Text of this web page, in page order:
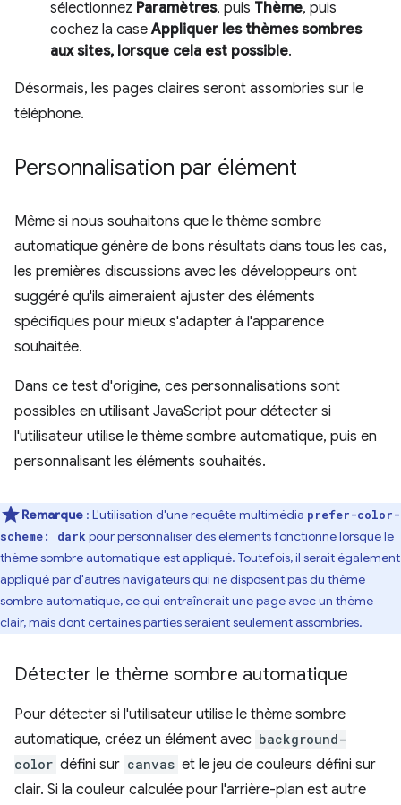
sélectionnez Paramètres, puis Thème, puis
cochez la caseAppliquer les thèmes sombres
aux sites, lorsque cela est possible.
Désormais, les pages claires seront assombries sur le
téléphone.
Personnalisation par élément
Même si nous souhaitons que le thème sombre
automatique génère de bons résultats dans tous les cas,
les premières discussions avec les développeurs ont
suggéré qu'ils aimeraient ajuster des éléments
spécifiques pour mieux s'adapter à l'apparence
souhaitée.
Dans ce test d'origine, ces personnalisations sont
possibles en utilisant JavaScript pour détecter si
l'utilisateur utilise le thème sombre automatique, puis en
personnalisant les éléments souhaités.
Remarque : L'utilisation d'une requête multimédia prefer-color-
scheme: dark pour personnaliser des éléments fonctionne lorsque le
thème sombre automatique est appliqué. Toutefois, il serait également
appliqué par d'autres navigateurs qui ne disposent pas du thème
sombre automatique, ce qui entraînerait une page avec un thème
clair, mais dont certaines parties seraient seulement assombries.
Détecter le thème sombre automatique
Pour détecter si l'utilisateur utilise le thème sombre
automatique, créez un élément avec background-
color défini sur canvas et le jeu de couleurs défini sur
clair. Si la couleur calculée pour l'arrière-plan est autre